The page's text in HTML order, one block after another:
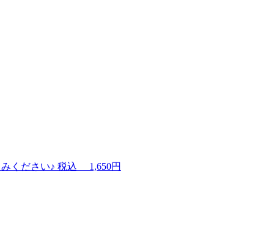
ください♪ 税込 1,650円